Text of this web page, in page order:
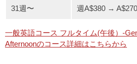
31週〜 週A$380 → A$270
一般英語コース フルタイム(午後）-
Afternoonのコース詳細はこちらから